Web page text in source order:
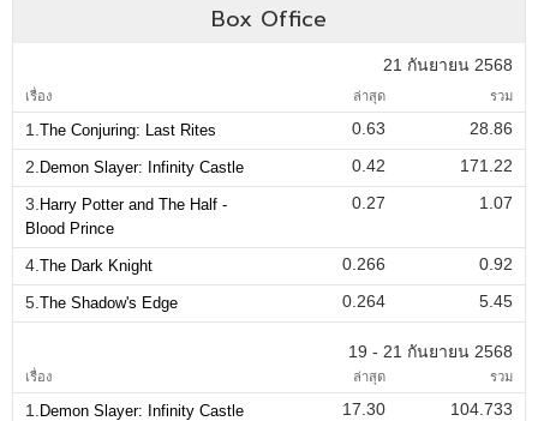
Box Office
21 กันยายน 2568
เรื่อง ล่าสุด รวม
1. The Conjuring: Last Rites 0.63
28.86
2. Demon Slayer: Infinity Castle 0.42
171.22
3. Harry Potter and The Half -
Blood Prince
0.27 1.07
4. The Dark Knight 0.266
0.92
5. The Shadow's Edge 0.264 5.45
19 - 21 กันยายน 2568
เรื่อง ล่าสุด รวม
1. Demon Slayer: Infinity Castle 17.30
104.733